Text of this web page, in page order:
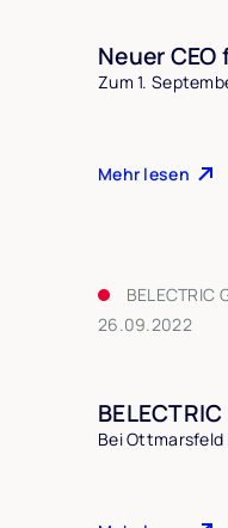
Neuer
Zum 1.
Mehr lesen
BELECTRIC
26.09.2022
Bei Ottmarsfeld